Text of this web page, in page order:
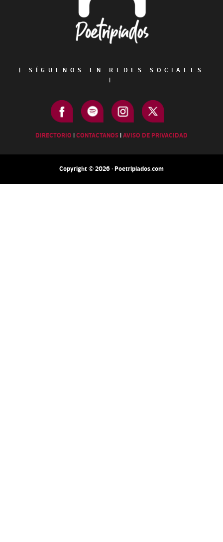
|
SÍGUENOS EN REDES SOCIALES
|
DIRECTORIO |CONTACTANOS |AVISO DE PRIVACIDAD
Copyright © 2026 · Poetripiados.com